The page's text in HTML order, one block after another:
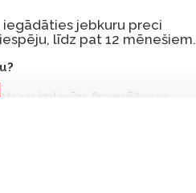
iegādāties jebkuru preci
līdz pat 12 mēnešiem.
un izdevīgs finansēšanas